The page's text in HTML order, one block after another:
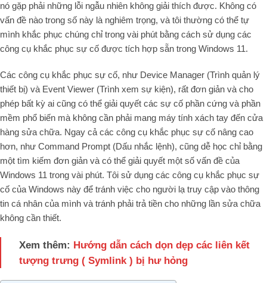
nó gặp phải những lỗi ngẫu nhiên không giải thích được. Không có
vấn đề nào trong số này là nghiêm trọng, và tôi thường có thể tự
mình khắc phục chúng chỉ trong vài phút bằng cách sử dụng các
công cụ khắc phục sự cố được tích hợp sẵn trong Windows 11.
Các công cụ khắc phục sự cố, như Device Manager (Trình quản lý
thiết bị) và Event Viewer (Trình xem sự kiện), rất đơn giản và cho
phép bất kỳ ai cũng có thể giải quyết các sự cố phần cứng và phần
mềm phổ biến mà không cần phải mang máy tính xách tay đến cửa
hàng sửa chữa. Ngay cả các công cụ khắc phục sự cố nâng cao
hơn, như Command Prompt (Dấu nhắc lệnh), cũng dễ học chỉ bằng
một tìm kiếm đơn giản và có thể giải quyết một số vấn đề của
Windows 11 trong vài phút. Tôi sử dụng các công cụ khắc phục sự
cố của Windows này để tránh việc cho người lạ truy cập vào thông
tin cá nhân của mình và tránh phải trả tiền cho những lần sửa chữa
không cần thiết.
Xem thêm: Hướng dẫn cách dọn dẹp các liên kết
tượng trưng ( Symlink ) bị hư hỏng